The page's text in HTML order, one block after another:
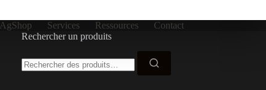
AgShop Services Ressources
Contact
Rechercher un produits
pour :